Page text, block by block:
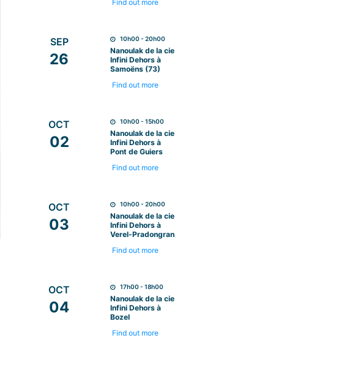
Find out more
SEP
26
10h00 - 20h00
Nanoulak de la cie
Infini Dehors à
Samoëns (73)
Find out more
OCT
02
10h00 - 15h00
Nanoulak de la cie
Infini Dehors à
Pont de Guiers
Find out more
OCT
03
10h00 - 20h00
Nanoulak de la cie
Infini Dehors à
Verel-Pradongran
Find out more
OCT
04
17h00 - 18h00
Nanoulak de la cie
Infini Dehors à
Bozel
Find out more